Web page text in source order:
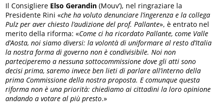
Il Consigliere Elso Gerandin (Mouv’), nel ringraziare la
Presidente Rini «che ha voluto denunciare l’ingerenza e la collega
Pulz per aver chiesto l’audizione del prof. Pallante», è entrato nel
merito della riforma: «Come ci ha ricordato Pallante, come Valle
d’Aosta, noi siamo diversi: la volontà di uniformare al resto d’Italia
la nostra forma di governo non è condivisibile. Noi non
parteciperemo a nessuna sottocommissione dove gli atti sono
decisi prima, saremo invece ben lieti di parlare all’interno della
prima Commissione della nostra proposta. E comunque questa
riforma non è una priorità: chiediamo ai cittadini la loro opinione
andando a votare al più presto.»